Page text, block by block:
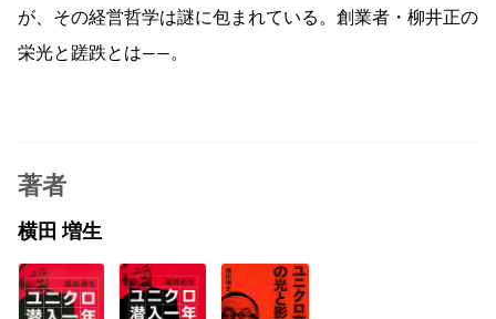
が、その経営哲学は謎に包まれている。創業者・柳井正の
栄光と蹉跌とは――。
著者
横田 増生